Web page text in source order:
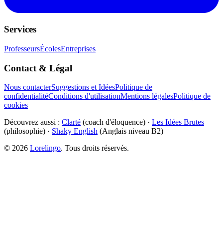
Services
ProfesseursÉcolesEntreprises
Contact & Légal
Nous contacterSuggestions et IdéesPolitique de
confidentialitéConditions d'utilisationMentions légalesPolitique de
cookies
Découvrez aussi : Clarté (coach d'éloquence) · Les Idées Brutes
(philosophie) · Shaky English (Anglais niveau B2)
© 2026 Lorelingo. Tous droits réservés.